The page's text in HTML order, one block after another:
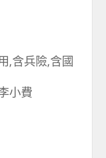
,含兵險,含國
小費